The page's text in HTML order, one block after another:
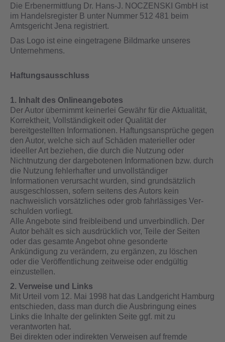
Die Erbenermittlung Dr. Hans-J. NOCZENSKI GmbH ist
im Handelsregister B unter Nummer 512 481 beim
Amtsgericht Jena registriert.
Das Logo ist eine eingetragene Bildmarke unseres
Unternehmens.
Haftungsausschluss
1. Inhalt des Onlineangebotes
Der Autor übernimmt keinerlei Gewähr für die Aktualität,
Korrektheit, Vollständigkeit oder Qualität der
bereitgestellten Informationen. Haftungsansprüche gegen
den Autor, welche sich auf Schäden materieller oder
ideeller Art beziehen, die durch die Nutzung oder
Nichtnutzung der dargebotenen Informationen bzw. durch
die Nutzung fehlerhafter und unvollständiger
Informationen verursacht wurden, sind grundsätzlich
ausgeschlossen, sofern seitens des Autors kein
nachweislich vorsätzliches oder grob fahrlässiges Ver­
schul­den vorliegt.
Alle Angebote sind freibleibend und unverbindlich. Der
Autor behält es sich ausdrücklich vor, Teile der Seiten
oder das gesamte Angebot ohne gesonderte
Ankündigung zu verändern, zu ergänzen, zu löschen
oder die Veröffentlichung zeitweise oder endgültig
einzustellen.
2. Verweise und Links
Mit Urteil vom 12. Mai 1998 hat das Landgericht Hamburg
entschieden, dass man durch die Ausbringung eines
Links die Inhalte der gelinkten Seite ggf. mit zu
verantworten hat.
Bei direkten oder indirekten Verweisen auf fremde